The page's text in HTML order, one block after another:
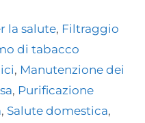
la salute, Filtraggio
di tabacco
, Manutenzione dei
, Purificazione
, Salute domestica,